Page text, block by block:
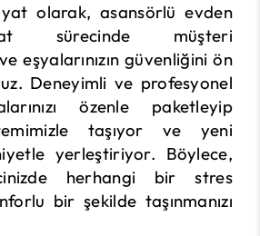
olarak, asansörlü evden
sürecinde müşteri
eşyalarınızın güvenliğini ön
Deneyimli ve profesyonel
özenle paketleyip
taşıyor ve yeni
yerleştiriyor. Böylece,
herhangi bir stres
bir şekilde taşınmanızı